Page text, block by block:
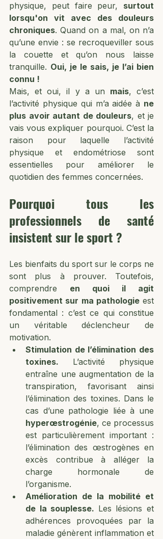
physique, peut faire peur, surtout
lorsqu'on vit avec des douleurs
chroniques. Quand on a mal, on n’a
qu’une envie : se recroqueviller sous
la couette et qu’on nous laisse
tranquille. Oui, je le sais, je l’ai bien
connu !
Mais, et oui, il y a un mais, c’est
l’activité physique qui m’a aidée à ne
plus avoir autant de douleurs, et je
vais vous expliquer pourquoi. C’est la
raison pour laquelle l’activité
physique et endométriose sont
essentielles pour améliorer le
quotidien des femmes concernées.
Pourquoi tous les
professionnels de santé
insistent sur le sport ?
Les bienfaits du sport sur le corps ne
sont plus à prouver. Toutefois,
comprendre en quoi il agit
positivement sur ma pathologie est
fondamental : c’est ce qui constitue
un véritable déclencheur de
motivation.
Stimulation de l’élimination des
toxines. L’activité physique
entraîne une augmentation de la
transpiration, favorisant ainsi
l’élimination des toxines. Dans le
hyperœstrogénie, ce processus
est particulièrement important :
l’élimination des œstrogènes en
excès contribue à alléger la
charge hormonale de
l’organisme.
Amélioration de la mobilité et
de la souplesse. Les lésions et
adhérences provoquées par la
maladie génèrent inflammation et